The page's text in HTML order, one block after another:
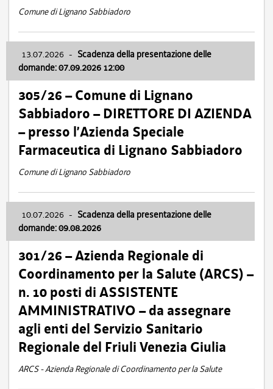
Comune di Lignano Sabbiadoro
13.07.2026 - Scadenza della presentazione delle
domande: 07.09.2026 12:00
305/26 – Comune di Lignano
Sabbiadoro – DIRETTORE DI AZIENDA
– presso l’Azienda Speciale
Farmaceutica di Lignano Sabbiadoro
Comune di Lignano Sabbiadoro
10.07.2026 - Scadenza della presentazione delle
domande: 09.08.2026
301/26 – Azienda Regionale di
Coordinamento per la Salute (ARCS) –
n. 10 posti di ASSISTENTE
AMMINISTRATIVO – da assegnare
agli enti del Servizio Sanitario
Regionale del Friuli Venezia Giulia
ARCS - Azienda Regionale di Coordinamento per la Salute